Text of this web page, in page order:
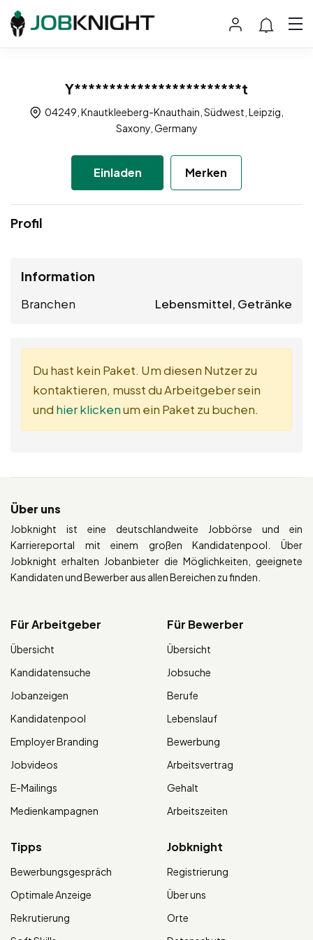
Y************************t
04249, Knautkleeberg-Knauthain, Südwest, Leipzig,
Saxony, Germany
Einladen Merken
Profil
Information
Branchen Lebensmittel, Getränke
Du hast kein Paket. Um diesen Nutzer zu
kontaktieren, musst du Arbeitgeber sein
und hier klickenum ein Paket zu buchen.
Über uns
Jobknight ist eine deutschlandweite Jobbörse und ein
Karriereportal mit einem großen Kandidatenpool. Über
Jobknight erhalten Jobanbieter die Möglichkeiten, geeignete
Kandidaten und Bewerber aus allen Bereichen zu finden.
Für Arbeitgeber
Übersicht
Kandidatensuche
Jobanzeigen
Kandidatenpool
Employer Branding
Jobvideos
E-Mailings
Medienkampagnen
Für Bewerber
Übersicht
Jobsuche
Berufe
Lebenslauf
Bewerbung
Arbeitsvertrag
Gehalt
Arbeitszeiten
Tipps
Bewerbungsgespräch
Optimale Anzeige
Rekrutierung
Jobknight
Registrierung
Über uns
Orte